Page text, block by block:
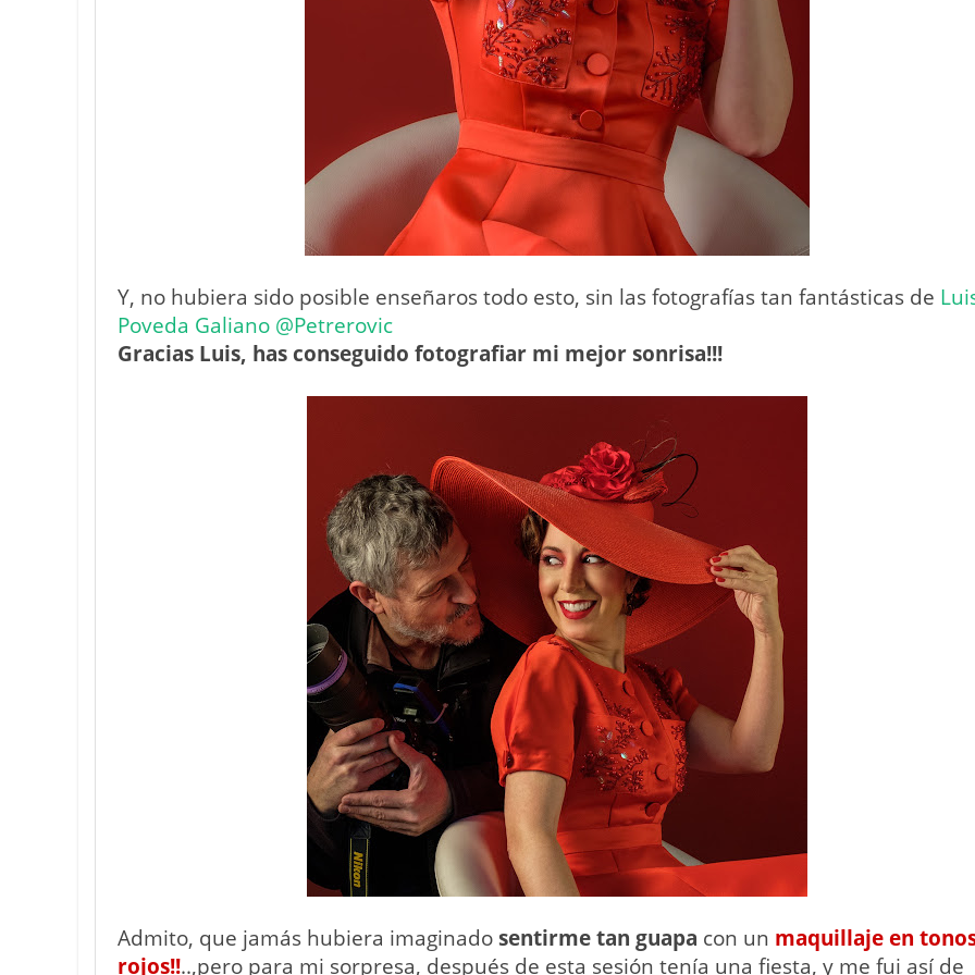
Y, no hubiera sido posible enseñaros todo esto, sin las fotografías tan fantásticas de
Poveda Galiano @Petrerovic
Gracias Luis, has conseguido fotografiar mi mejor sonrisa!!!
Admito, que jamás hubiera imaginadosentirme tan guapa con un maquillaje en
rojos!!..,pero para mi sorpresa, después de esta sesión tenía una fiesta, y me fui así de